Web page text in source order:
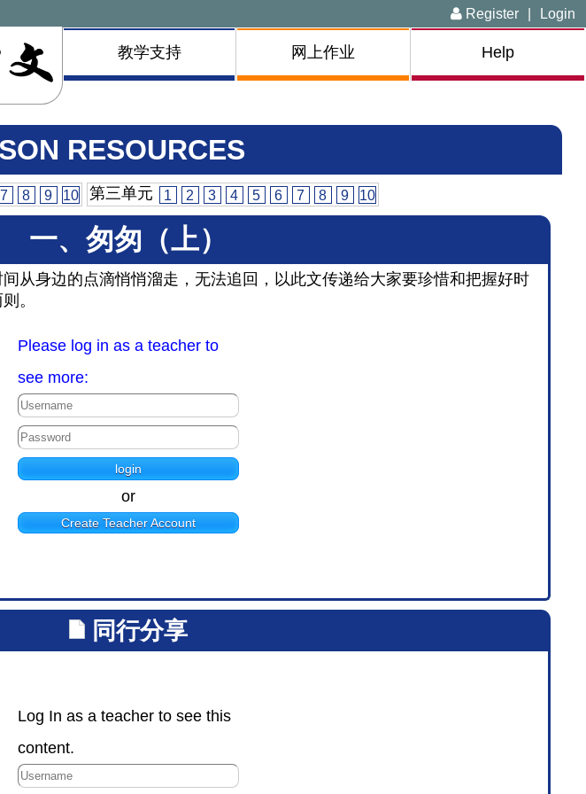
Register | Login
教学支持 网上作业 Help
RESOURCES
7 8 9 10 第三单元 1 2 3 4 5 6 7 8 9 10
一、匆匆（上）
从身边的点滴悄悄溜走，无法追回，以此文传递给大家要珍惜和把握好时
。
Please log in as a teacher to
see more:
or
Create Teacher Account
同行分享
Log In as a teacher to see this
content.